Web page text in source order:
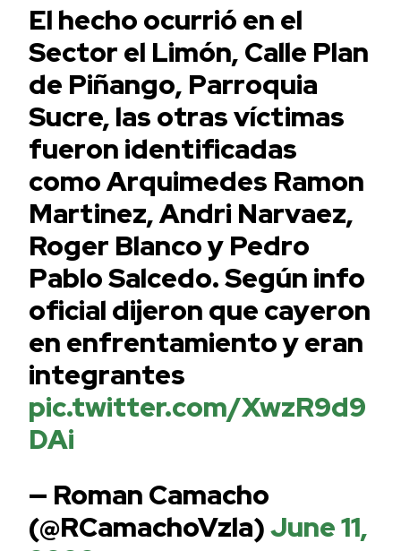
El hecho ocurrió en el
Sector el Limón, Calle Plan
de Piñango, Parroquia
Sucre, las otras víctimas
fueron identificadas
como Arquimedes Ramon
Martinez, Andri Narvaez,
Roger Blanco y Pedro
Pablo Salcedo. Según info
oficial dijeron que cayeron
en enfrentamiento y eran
integrantes
pic.twitter.com/XwzR9d9
DAi
— Roman Camacho
(@RCamachoVzla)June 11,